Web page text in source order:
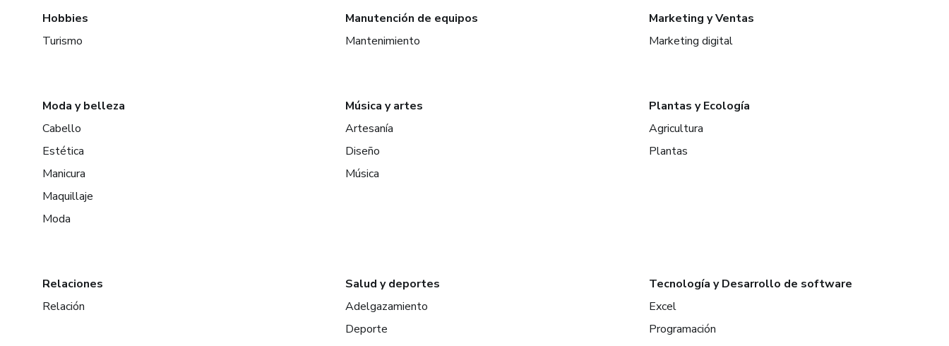
Hobbies
Turismo
Manutención de equipos
Mantenimiento
Marketing y Ventas
Marketing digital
Moda y belleza
Cabello
Estética
Manicura
Maquillaje
Moda
Música y artes
Artesanía
Diseño
Música
Plantas y Ecología
Agricultura
Plantas
Relaciones
Relación
Salud y deportes
Adelgazamiento
Deporte
Tecnología y Desarrollo de software
Excel
Programación